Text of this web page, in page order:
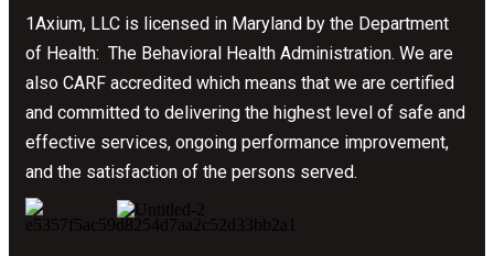
1Axium, LLC is licensed in Maryland by the Department
of Health: The Behavioral Health Administration. We are
also CARF accredited which means that we are certified
and committed to delivering the highest level of safe and
effective services, ongoing performance improvement,
and the satisfaction of the persons served.